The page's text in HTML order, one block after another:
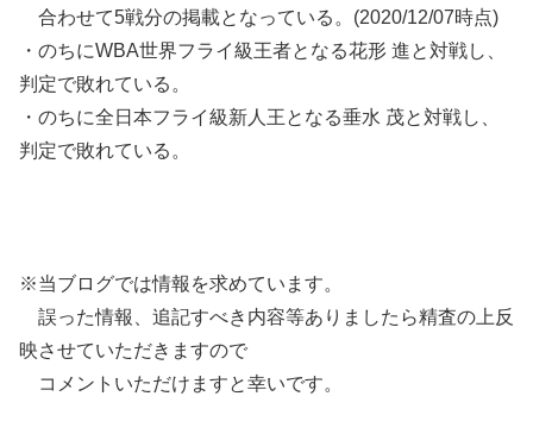
合わせて5戦分の掲載となっている。(2020/12/07時点)
・のちにWBA世界フライ級王者となる花形 進と対戦し、
判定で敗れている。
・のちに全日本フライ級新人王となる垂水 茂と対戦し、
判定で敗れている。
※当ブログでは情報を求めています。
誤った情報、追記すべき内容等ありましたら精査の上反
映させていただきますので
コメントいただけますと幸いです。